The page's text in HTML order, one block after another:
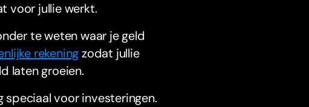
voor jullie werkt.
te weten waar je geld
rekeningzodat jullie
laten groeien.
speciaal voor investeringen.